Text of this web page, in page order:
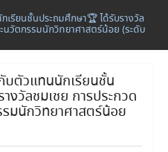
รียนชั้นประถมศึกษา🏆 ได้รับรางวัล
นวัตกรรมนักวิทยาศาสตร์น้อย (ระดับ
ตัวแทนนักเรียนชั้น
งวัลชมเชย การประกวด
มนักวิทยาศาสตร์น้อย